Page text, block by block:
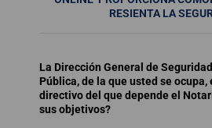
RESIENTA LA
La Dirección General de
Pública, de la que usted se ocupa,
directivo del que depende el
sus objetivos?